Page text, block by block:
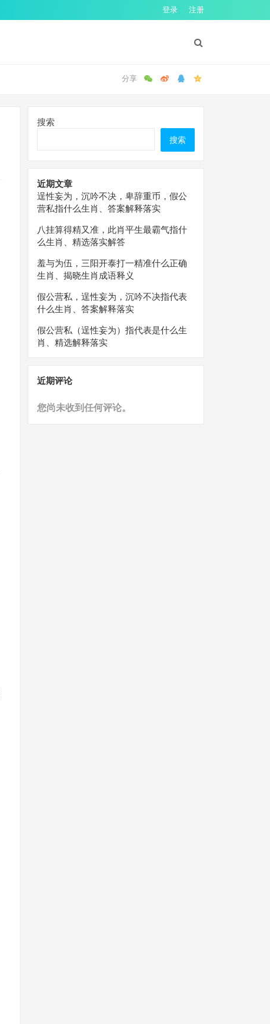
登录 注册
搜索
搜索
近期文章
逞性妄为，沉吟不决，卑辞重币，假公
营私指什么生肖、答案解释落实
八挂算得精又准，此肖平生最霸气指什
么生肖、精选落实解答
羞与为伍，三阳开泰打一精准什么正确
生肖、揭晓生肖成语释义
假公营私，逞性妄为，沉吟不决指代表
什么生肖、答案解释落实
假公营私（逞性妄为）指代表是什么生
肖、精选解释落实
近期评论
您尚未收到任何评论。